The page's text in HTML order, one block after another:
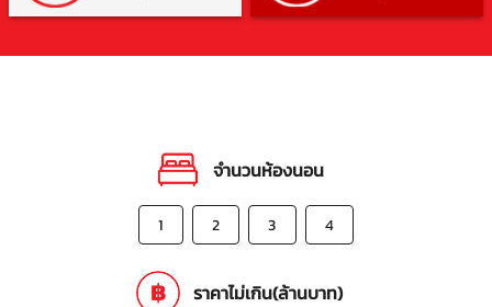
จำนวนห้องนอน
1 2 3 4
ราคาไม่เกิน(ล้านบาท)